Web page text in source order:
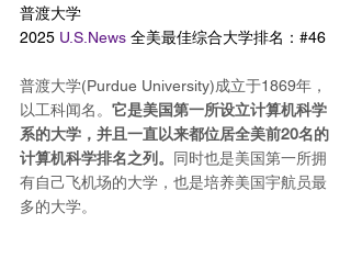
普渡大学
2025 U.S.News 全美最佳综合大学排名：#46
普渡大学(Purdue University)成立于1869年，
以工科闻名。 它是美国第一所设立计算机科学
系的大学，并且一直以来都位居全美前20名的
计算机科学排名之列。
同时也是美国第一所拥
有自己飞机场的大学，也是培养美国宇航员最
多的大学。